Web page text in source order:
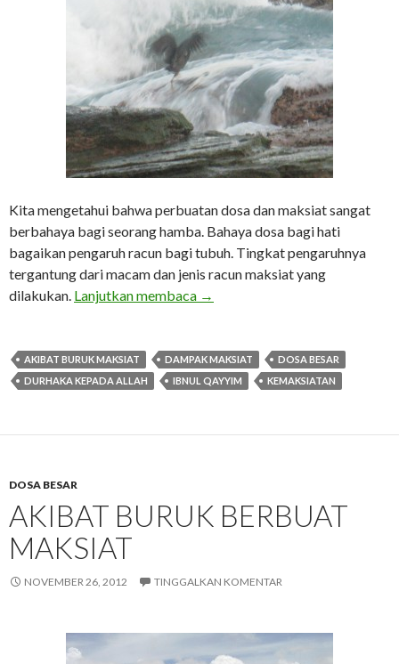
Kita mengetahui bahwa perbuatan dosa dan maksiat sangat
berbahaya bagi seorang hamba. Bahaya dosa bagi hati
bagaikan pengaruh racun bagi tubuh. Tingkat pengaruhnya
tergantung dari macam dan jenis racun maksiat yang
dilakukan. Lanjutkan membaca Kepada Siapa Engkau
→
AKIBAT BURUK MAKSIAT DAMPAK MAKSIAT
DOSA BESAR
DURHAKA KEPADA ALLAH
IBNUL QAYYIM KEMAKSIATAN
DOSA BESAR
AKIBAT BURUK BERBUAT
MAKSIAT
NOVEMBER 26, 2012 TINGGALKAN KOMENTAR